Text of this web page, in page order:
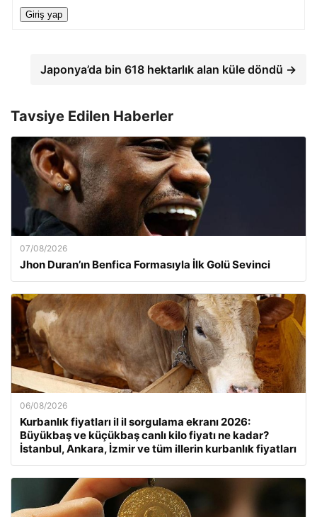
Giriş yap
Japonya’da bin 618 hektarlık alan küle döndü →
Tavsiye Edilen Haberler
07/08/2026
Jhon Duran’ın Benfica Formasıyla İlk Golü Sevinci
06/08/2026
Kurbanlık fiyatları il il sorgulama ekranı 2026:
Büyükbaş ve küçükbaş canlı kilo fiyatı ne kadar?
İstanbul, Ankara, İzmir ve tüm illerin kurbanlık fiyatları